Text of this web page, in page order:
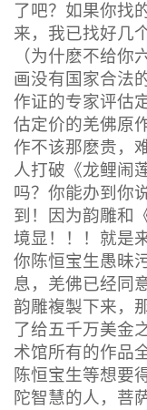
了吧？如果你找
来，我已找好几
（为什麽不给你
画没有国家合法
作证的专家评估
估定价的羌佛原
作不该那麽贵，
人打破《龙鲤闹
吗？你能办到你
到！因为韵雕和
境显！！！就是
你陈恒宝生愚昧
息，羌佛已经同
韵雕複製下来，
了给五千万美金
术馆所有的作品
陈恒宝生等想要
陀智慧的人，菩